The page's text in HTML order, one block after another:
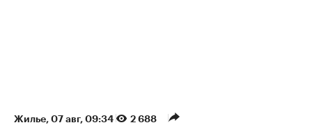
Жилье⁠, 07 авг, 09:34 2 688